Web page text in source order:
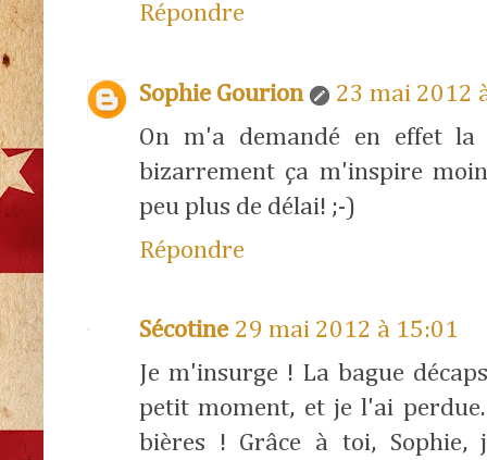
Répondre
Sophie Gourion
23 mai 2012
On m'a demandé en effet
bizarrement ça m'inspire
peu plus de délai! ;-)
Répondre
Sécotine 29 mai 2012 à 15:01
Je m'insurge ! La bague
petit moment, et je l'ai
bières ! Grâce à toi,